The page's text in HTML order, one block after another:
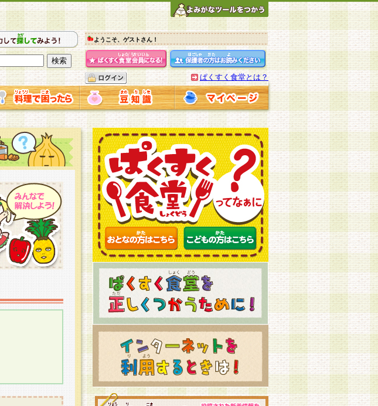
ようこそ、ゲストさん！
ぱくすく食堂とは？